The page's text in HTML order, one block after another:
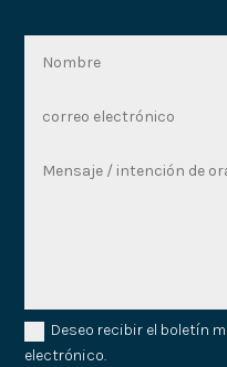
Deseo recibir el boletín
electrónico.